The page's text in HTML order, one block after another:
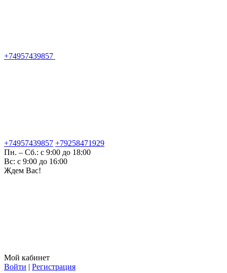
+74957439857
+74957439857 +79258471929
Пн. – Сб.: с 9:00 до 18:00
Вс: с 9:00 до 16:00
Ждем Вас!
Мой кабинет
Войти | Регистрация